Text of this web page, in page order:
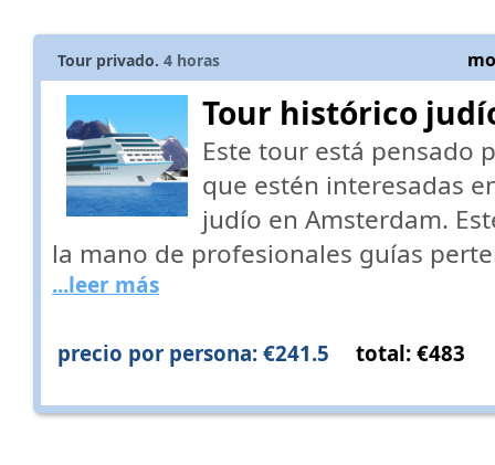
Tour privado. 4 horas
Tour histórico
Este tour está pensado
que estén interesadas
judío en Amsterdam.
la mano de profesionales guías
...leer más
precio por persona: €241.5 total: €483